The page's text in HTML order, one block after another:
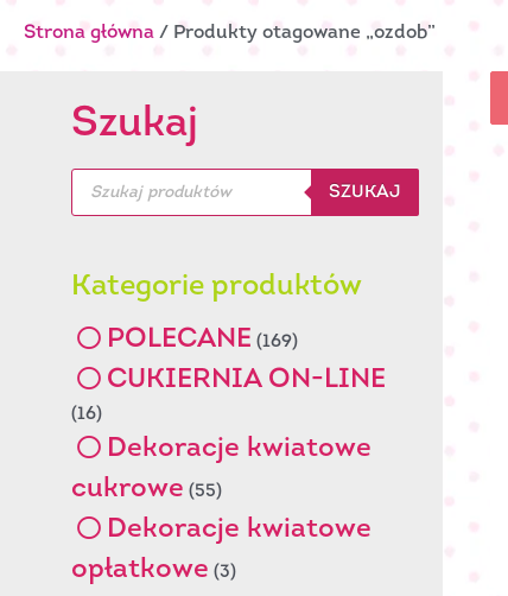
Strona główna / Produkty otagowane „ozdob”
Szukaj
Wyszukiwarka
produktów
SZUKAJ
Kategorie produktów
POLECANE (169)
CUKIERNIA ON-LINE
(16)
Dekoracje kwiatowe
cukrowe (55)
Dekoracje kwiatowe
opłatkowe (3)